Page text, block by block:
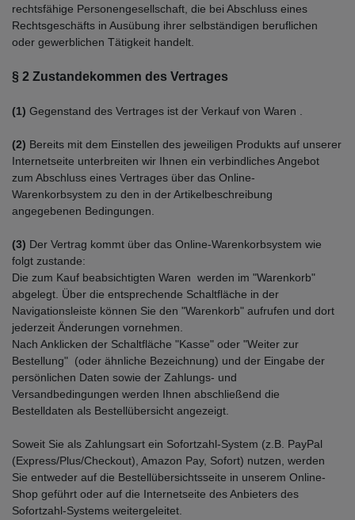
rechtsfähige Personengesellschaft, die bei Abschluss eines
Rechtsgeschäfts in Ausübung ihrer selbständigen beruflichen
oder gewerblichen Tätigkeit handelt.
§ 2 Zustandekommen des Vertrages
(1) Gegenstand des Vertrages ist der Verkauf von Waren
(2) Bereits mit dem Einstellen des jeweiligen Produkts auf unserer
Internetseite unterbreiten wir Ihnen ein verbindliches Angebot
zum Abschluss eines Vertrages über das Online-
Warenkorbsystem zu den in der Artikelbeschreibung
angegebenen Bedingungen.
(3) Der Vertrag kommt über das Online-Warenkorbsystem wie
folgt zustande:
Die zum Kauf beabsichtigten Waren werden im "Warenkorb"
abgelegt. Über die entsprechende Schaltfläche in der
Navigationsleiste können Sie den "Warenkorb" aufrufen und dort
jederzeit Änderungen vornehmen.
Nach Anklicken der Schaltfläche "Kasse" oder "Weiter zur
Bestellung" (oder ähnliche Bezeichnung) und der Eingabe der
persönlichen Daten sowie der Zahlungs- und
Versandbedingungen werden Ihnen abschließend die
Bestelldaten als Bestellübersicht angezeigt.
Soweit Sie als Zahlungsart ein Sofortzahl-System (z.B. PayPal
(Express/Plus/Checkout), Amazon Pay, Sofort) nutzen, werden
Sie entweder auf die Bestellübersichtsseite in unserem Online-
Shop geführt oder auf die Internetseite des Anbieters des
Sofortzahl-Systems weitergeleitet.